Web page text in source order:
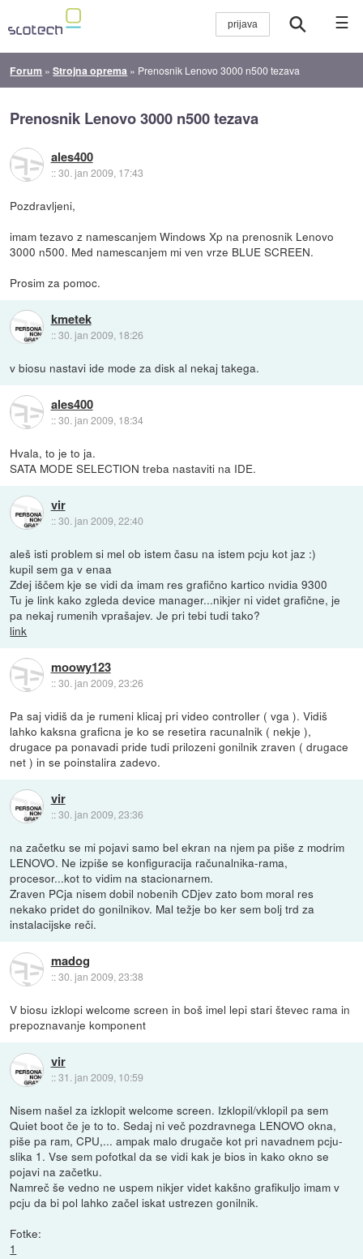
☰
Forum »Strojna oprema » Prenosnik Lenovo 3000 n500 tezava
Prenosnik Lenovo 3000 n500 tezava
ales400
::30. jan 2009, 17:43
Pozdravljeni,
imam tezavo z namescanjem Windows Xp na prenosnik Lenovo
3000 n500. Med namescanjem mi ven vrze BLUE SCREEN.
Prosim za pomoc.
kmetek
::30. jan 2009, 18:26
v biosu nastavi ide mode za disk al nekaj takega.
ales400
::30. jan 2009, 18:34
Hvala, to je to ja.
SATA MODE SELECTION treba nastaviti na IDE.
vir
::30. jan 2009, 22:40
aleš isti problem si mel ob istem času na istem pcju kot jaz :)
kupil sem ga v enaa
Zdej iščem kje se vidi da imam res grafično kartico nvidia 9300
Tu je link kako zgleda device manager...nikjer ni videt grafične, je
pa nekaj rumenih vprašajev. Je pri tebi tudi tako?
link
moowy123
::30. jan 2009, 23:26
Pa saj vidiš da je rumeni klicaj pri video controller ( vga ). Vidiš
lahko kaksna graficna je ko se resetira racunalnik ( nekje ),
drugace pa ponavadi pride tudi prilozeni gonilnik zraven ( drugace
net ) in se poinstalira zadevo.
vir
::30. jan 2009, 23:36
na začetku se mi pojavi samo bel ekran na njem pa piše z modrim
LENOVO. Ne izpiše se konfiguracija računalnika-rama,
procesor...kot to vidim na stacionarnem.
Zraven PCja nisem dobil nobenih CDjev zato bom moral res
nekako pridet do gonilnikov. Mal težje bo ker sem bolj trd za
instalacijske reči.
madog
::30. jan 2009, 23:38
V biosu izklopi welcome screen in boš imel lepi stari števec rama in
prepoznavanje komponent
vir
::31. jan 2009, 10:59
Nisem našel za izklopit welcome screen. Izklopil/vklopil pa sem
Quiet boot če je to to. Sedaj ni več pozdravnega LENOVO okna,
piše pa ram, CPU,... ampak malo drugače kot pri navadnem pcju-
slika 1. Vse sem pofotkal da se vidi kak je bios in kako okno se
pojavi na začetku.
Namreč še vedno ne uspem nikjer videt kakšno grafikuljo imam v
pcju da bi pol lahko začel iskat ustrezen gonilnik.
Fotke:
1